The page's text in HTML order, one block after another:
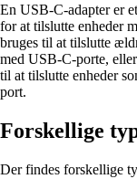
En USB-C-adapter er
for at tilslutte enheder
bruges til at tilslutte
med USB-C-porte,
til at tilslutte enheder
port.
Forskellige
Der findes forskellige